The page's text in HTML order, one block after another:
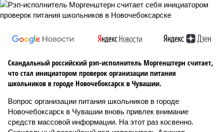
Скандальный российский рэп-исполнитель Моргенштерн считает,
что стал инициатором проверок организации питания
школьников в городе Новочебоксарск в Чувашии.
Вопрос организации питания школьников в городе
Новочебоксарск в Чувашии вновь привлек внимание
средств массовой информации. На этот раз косвенно.